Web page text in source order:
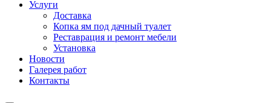
Услуги
Доставка
Копка ям под дачный туалет
Реставрация и ремонт мебели
Установка
Новости
Галерея работ
Контакты